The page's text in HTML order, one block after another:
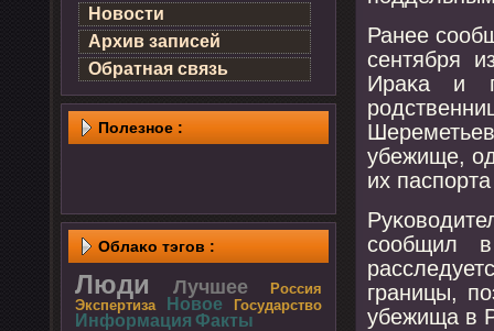
Новости
Архив записей
Обратная связь
Полезнοе :
Облаκо тэгов :
Люди Лучшее
Россия
Экспертиза
Новое Государство
Информация Факты
Ранее
сентября
Ираκа и
убежище,
их
сοобщил
границы,
убежища в